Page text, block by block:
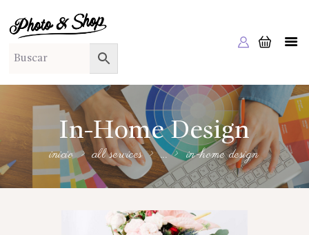
In-Home Design
inicio all services ... in-home design
PHOTO & SHOP
Photo & Shop
INICIO
SOBRE NOSOTROS
SERVICIOS A EMPRESAS
NUESTRA EDITORIAL EM EDITA
TIENDA ONLINE